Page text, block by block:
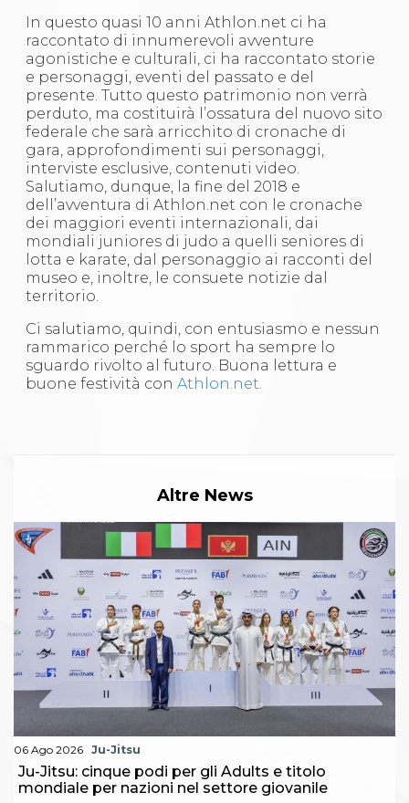
News
Modulistica
FAQ
Quesiti fiscali
Sostenibilità
Documenti
In questo quasi 10 anni Athlon.net ci ha
raccontato di innumerevoli avventure
agonistiche e culturali, ci ha raccontato storie
e personaggi, eventi del passato e del
presente. Tutto questo patrimonio non verrà
perduto, ma costituirà l’ossatura del nuovo sito
federale che sarà arricchito di cronache di
gara, approfondimenti sui personaggi,
interviste esclusive, contenuti video.
Salutiamo, dunque, la fine del 2018 e
dell’avventura di Athlon.net con le cronache
dei maggiori eventi internazionali, dai
mondiali juniores di judo a quelli seniores di
lotta e karate, dal personaggio ai racconti del
museo e, inoltre, le consuete notizie dal
territorio.
Ci salutiamo, quindi, con entusiasmo e nessun
rammarico perché lo sport ha sempre lo
sguardo rivolto al futuro. Buona lettura e
buone festività conAthlon.net.
Altre News
06 Ago 2026 Ju-Jitsu
Ju-Jitsu: cinque podi per gli Adults e titolo
mondiale per nazioni nel settore giovanile